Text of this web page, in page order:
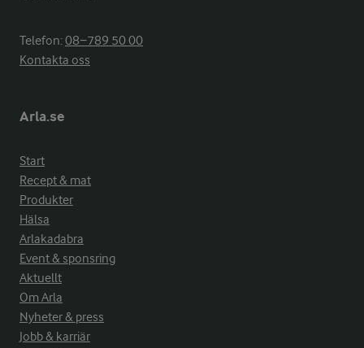
Telefon:08−789 50 00
Kontakta oss
Arla.se
Start
Recept & mat
Produkter
Hälsa
Arlakadabra
Event & sponsring
Aktuellt
Om Arla
Nyheter & press
Jobb & karriär